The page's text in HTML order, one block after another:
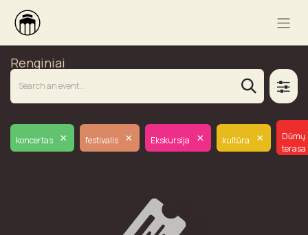
Renginiai
koncertas × festivalis × Ekskursija × kultūra ×
Dūmų
terasa